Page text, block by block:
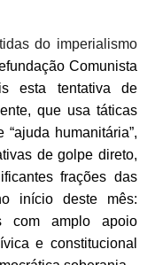
do imperialismo
Comunista
esta tentativa de
que usa táticas
humanitária”,
de golpe direto,
frações das
início deste mês:
com amplo apoio
e constitucional